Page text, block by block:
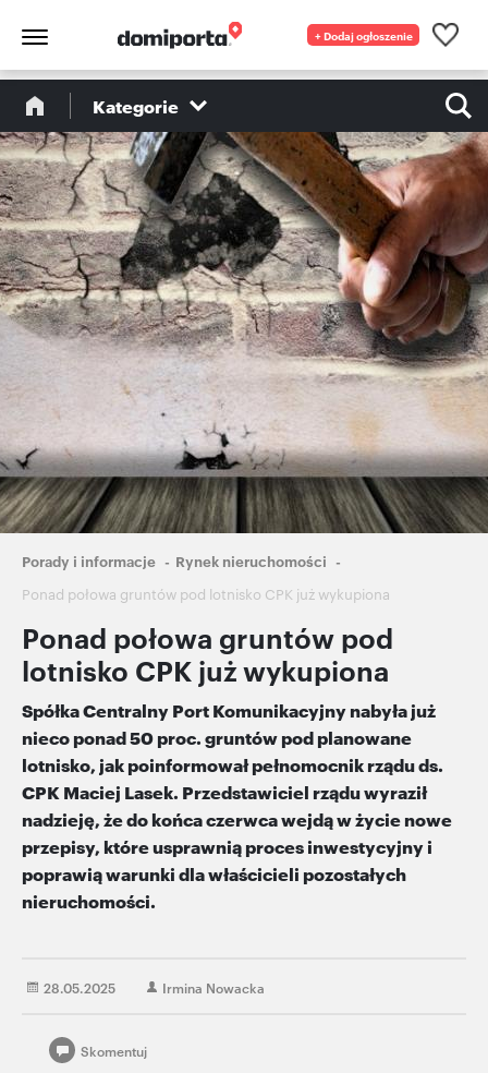
+ Dodaj ogłoszenie
Kategorie
Ścieżka
nawigacyjna
Porady i informacje
Rynek nieruchomości
Ponad połowa gruntów pod lotnisko CPK już wykupiona
Ponad połowa gruntów pod
lotnisko CPK już wykupiona
Spółka Centralny Port Komunikacyjny nabyła już
nieco ponad 50 proc. gruntów pod planowane
lotnisko, jak poinformował pełnomocnik rządu ds.
CPK Maciej Lasek. Przedstawiciel rządu wyraził
nadzieję, że do końca czerwca wejdą w życie nowe
przepisy, które usprawnią proces inwestycyjny i
poprawią warunki dla właścicieli pozostałych
nieruchomości.
28.05.2025 Irmina Nowacka
Skomentuj